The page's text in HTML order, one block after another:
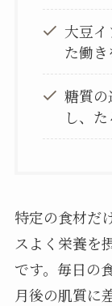
大豆
た働
糖質
し、
特定の食材だ
スよく栄養を
です。毎日の
月後の肌質に